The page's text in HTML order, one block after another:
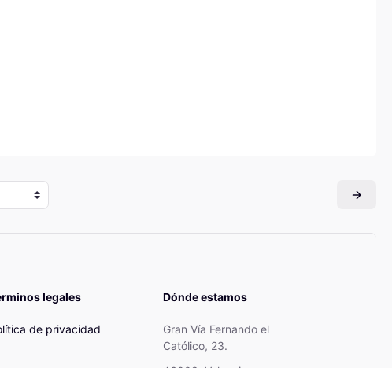
legales
de privacidad
Dónde estamos
Gran Vía Fernando el
Católico, 23.